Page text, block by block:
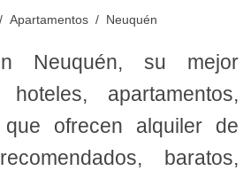
Apartamentos Neuquén
Neuquén, su mejor
apartamentos,
ofrecen alquiler de
baratos,